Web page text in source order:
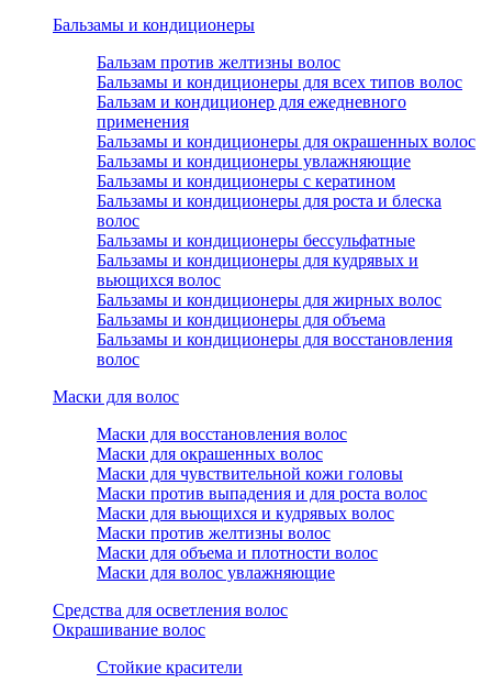
Бальзамы и кондиционеры
Бальзам против желтизны волос
Бальзамы и кондиционеры для всех типов волос
Бальзам и кондиционер для ежедневного
применения
Бальзамы и кондиционеры для окрашенных волос
Бальзамы и кондиционеры увлажняющие
Бальзамы и кондиционеры с кератином
Бальзамы и кондиционеры для роста и блеска
волос
Бальзамы и кондиционеры бессульфатные
Бальзамы и кондиционеры для кудрявых и
вьющихся волос
Бальзамы и кондиционеры для жирных волос
Бальзамы и кондиционеры для объема
Бальзамы и кондиционеры для восстановления
волос
Маски для волос
Маски для восстановления волос
Маски для окрашенных волос
Маски для чувствительной кожи головы
Маски против выпадения и для роста волос
Маски для вьющихся и кудрявых волос
Маски против желтизны волос
Маски для объема и плотности волос
Маски для волос увлажняющие
Средства для осветления волос
Окрашивание волос
Стойкие красители